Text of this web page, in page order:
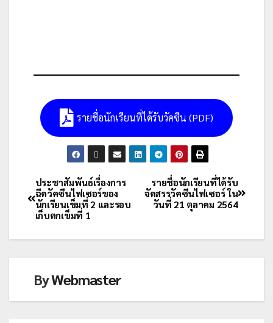
รายชื่อนักเรียนที่ได้รับวัคซีน (PDF)
รายชื่อนักเรียนที่ได้รับ
จัดสรรวัคซีนไฟเซอร์ ใน
วันที่ 21 ตุลาคม 2564
ประชาสัมพันธ์เรื่องการ
ฉีดวัคซีนไฟเซอร์ของ
นักเรียนเข็มที่ 2 และรอบ
เก็บตกเข็มที่ 1
ByWebmaster